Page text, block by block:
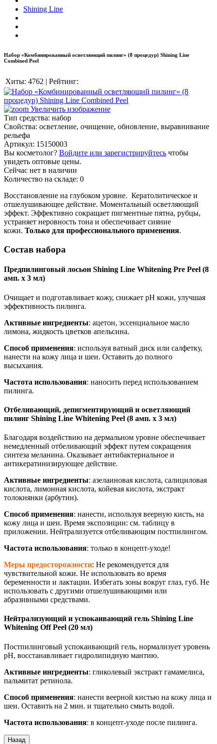
Shining Line
Набор «Комбинированный осветляющий пилинг» (8 процедур) Shining Line
Combined Peel
Хиты: 4762 | Рейтинг:
Увеличить изображение
Тип средства: набор
Свойства: осветление, очищение, обновление, выравнивание
рельефа
Артикул: 15150003
Вы косметолог? Войдите или зарегистрируйтесь чтобы
увидеть оптовые цены.
Сейчас нет в наличии
Количество на складе: 0
Восстановление на глубоком уровне. Кератолитическое и
отшелушивающее действие. Моментальный осветляющий
эффект. Эффективно сокращает пигментные пятна, рубцы,
устраняет неровность тона и обеспечивает сияние
кожи. Только для профессионального применения.
Состав набора
Предпилинговый лосьон Shining Line Whitening Pre Peel (8
амп. x 3 мл)
Очищает и подготавливает кожу, снижает рH кожи, улучшая
эффективность пилинга.
Активные ингредиенты: ацетон, эссенциальное масло
лимона, жидкость цветков апельсина.
Способ применения: используя ватный диск или салфетку,
нанести на кожу лица и шеи. Оставить до полного
высыхания.
Частота использования: наносить перед использованием
пилинга.
Отбеливающий, депигментирующий и осветляющий
пилинг Shining Line Whitening Peel (8 амп. x 3 мл)
Благодаря воздействию на дермальном уровне обеспечивает
немедленный отбеливающий эффект путем сокращения
синтеза меланина. Оказывает антибактериальное и
антикератинизирующее действие.
Активные ингредиенты: азелаиновая кислота, салициловая
кислота, лимонная кислота, койевая кислота, экстракт
толокнянки (арбутин).
Способ применения: нанести, используя веерную кисть, на
кожу лица и шеи. Время экспозиции: см. таблицу в
приложении. Нейтрализуется отбеливающим постпилингом.
Частота использования: только в концепт-уходе!
Меры предосторожности: Не рекомендуется для
чувствительной кожи. Не использовать во время
беременности и лактации. Избегать зоны вокруг глаз, губ. Не
использовать с другими отшелушивающими или
абразивными средствами.
Нейтрализующий и успокаивающий гель Shining Line
Whitening Off Peel (20 мл)
Постпилинговый успокаивающий гель, нормализует уровень
pH, восстанавливает гидролипидную мантию.
Активные ингредиенты: гликолевый экстракт гамамелиса,
пальмитат ретинола.
Способ применения: нанести веерной кистью на кожу лица и
шеи. Оставить на 2 мин. и тщательно смыть водой.
Частота использования: в концепт-уходе после пилинга.